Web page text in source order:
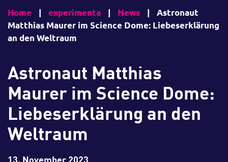
Home | experimenta | News |
Astronaut
Matthias Maurer im Science Dome: Liebeserklärung
an den Weltraum
Astronaut Matthias
Maurer im Science Dome:
Liebeserklärung an den
Weltraum
13. November 2023